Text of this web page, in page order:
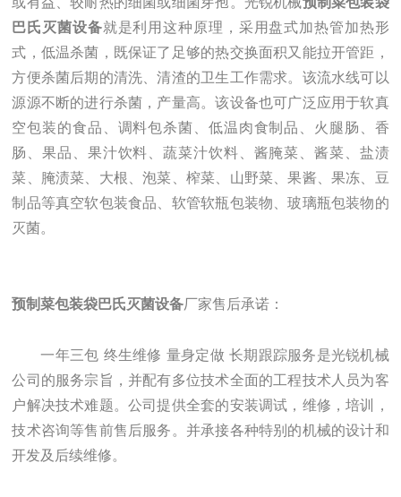
巴氏灭菌设备就是利用这种原理，采用盘式加热管加热形
式，低温杀菌，既保证了足够的热交换面积又能拉开管距，
方便杀菌后期的清洗、清渣的卫生工作需求。该流水线可以
源源不断的进行杀菌，产量高。该设备也可广泛应用于软真
空包装的食品、调料包杀菌、低温肉食制品、火腿肠、香
肠、果品、果汁饮料、蔬菜汁饮料、酱腌菜、酱菜、盐渍
菜、腌渍菜、大根、泡菜、榨菜、山野菜、果酱、果冻、豆
制品等真空软包装食品、软管软瓶包装物、玻璃瓶包装物的
灭菌。
预制菜包装袋巴氏灭菌设备厂家售后承诺：
一年三包 终生维修 量身定做 长期跟踪服务是光锐机械
公司的服务宗旨，并配有多位技术全面的工程技术人员为客
户解决技术难题。公司提供全套的安装调试，维修，培训，
技术咨询等售前售后服务。并承接各种特别的机械的设计和
开发及后续维修。